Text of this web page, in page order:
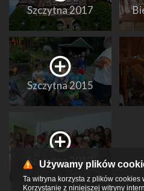
Szczytna 2017
Szczytna 2015
Szczytna 2013
Używamy plików
Ta witryna korzysta z plików cookies
Korzystanie z niniejszej witryny